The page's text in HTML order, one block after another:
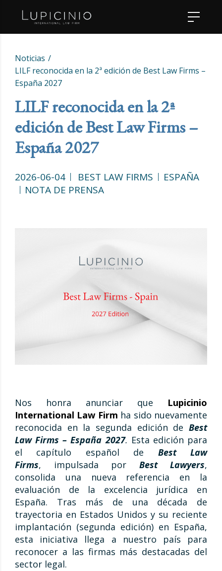
Noticias
LILF reconocida en la 2ª edición de Best Law Firms –
España 2027
LILF reconocida en la 2ª
edición de Best Law Firms –
España 2027
2026-06-04 BEST LAW FIRMS
ESPAÑA
NOTA DE PRENSA
Nos honra anunciar que
Lupicinio
International Law Firm ha sido nuevamente
reconocida en la segunda edición de Best
Law Firms – España 2027. Esta edición para
el capítulo español de Best Law
Firms, impulsada por Best Lawyers,
consolida una nueva referencia en la
evaluación de la excelencia jurídica en
España. Tras más de una década de
trayectoria en Estados Unidos y su reciente
implantación (segunda edición) en España,
esta iniciativa llega a nuestro país para
reconocer a las firmas más destacadas del
sector legal.